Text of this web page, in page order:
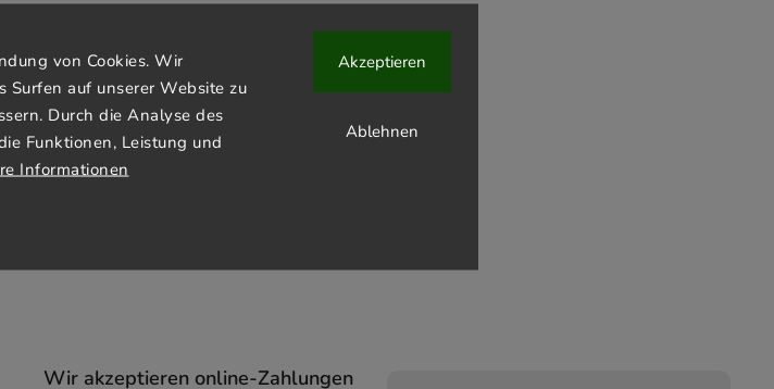
von Cookies. Wir
Surfen auf unserer Website zu
Durch die Analyse des
Funktionen, Leistung und
Informationen
Ablehnen
Akzeptieren
Wir akzeptieren online-Zahlungen